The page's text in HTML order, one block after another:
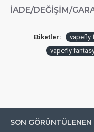
İADE/DEĞIŞIM/
Etiketler:
vapefly
vapefly
SON GÖRÜNTÜLENEN